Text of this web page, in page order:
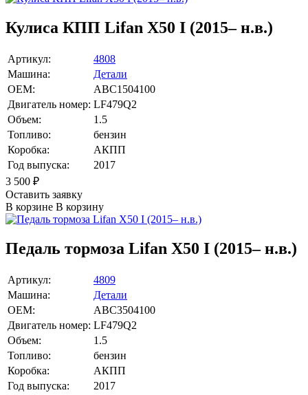
Кулиса КПП Lifan X50 I (2015– н.в.)
Артикул:
4808
Машина:
Детали
OEM:
ABC1504100
Двигатель номер: LF479Q2
Объем:
1.5
Топливо:
бензин
Коробка:
АКПП
Год выпуска:
2017
3 500 ₽
Оставить заявку
В корзине В корзину
Педаль тормоза Lifan X50 I (2015– н.в.)
Артикул:
4809
Машина:
Детали
OEM:
ABC3504100
Двигатель номер: LF479Q2
Объем:
1.5
Топливо:
бензин
Коробка:
АКПП
Год выпуска:
2017